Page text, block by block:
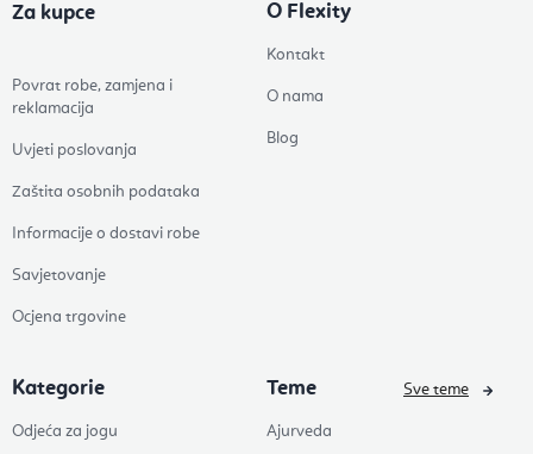
Za kupce
Povrat robe, zamjena i
reklamacija
Uvjeti poslovanja
Zaštita osobnih podataka
Informacije o dostavi robe
Savjetovanje
Ocjena trgovine
O Flexity
Kontakt
O nama
Blog
Kategorie
Odjeća za jogu
Teme
Ajurveda
Sve teme